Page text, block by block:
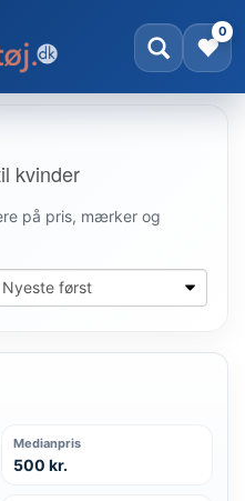
0
kvinder
på pris, mærker og
Medianpris
500 kr.